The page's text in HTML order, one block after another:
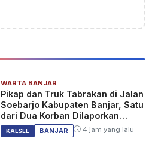
WARTA BANJAR
Pikap dan Truk Tabrakan di Jalan
Soebarjo Kabupaten Banjar, Satu
dari Dua Korban Dilaporkan
Tewas
KALSEL BANJAR 4 jam yang lalu